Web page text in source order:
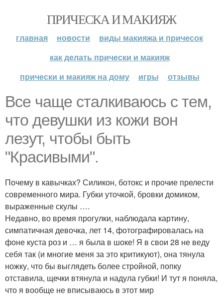
ПРИЧЕСКА И МАКИЯЖ
главная новости
виды макияжа и причесок
как делать прически и макияж
прически и макияж на дому
игры отзывы
Все чаще сталкиваюсь с тем,
что девушки из кожи вон
лезут, чтобы быть
"Красивыми".
Почему в кавычках? Силикон, ботокс и прочие прелести
современного мира. Губки уточкой, бровки домиком,
выраженные скулы ….
Недавно, во время прогулки, наблюдала картину,
симпатичная девочка, лет 14, фотографировалась на
фоне куста роз и … я была в шоке! Я в свои 28 не веду
себя так (и многие меня за это критикуют), она тянула
ножку, что бы выглядеть более стройной, попку
отставила, щечки втянула и надула губки! И тут я поняла,
что я вообще не вписываюсь в этот мир